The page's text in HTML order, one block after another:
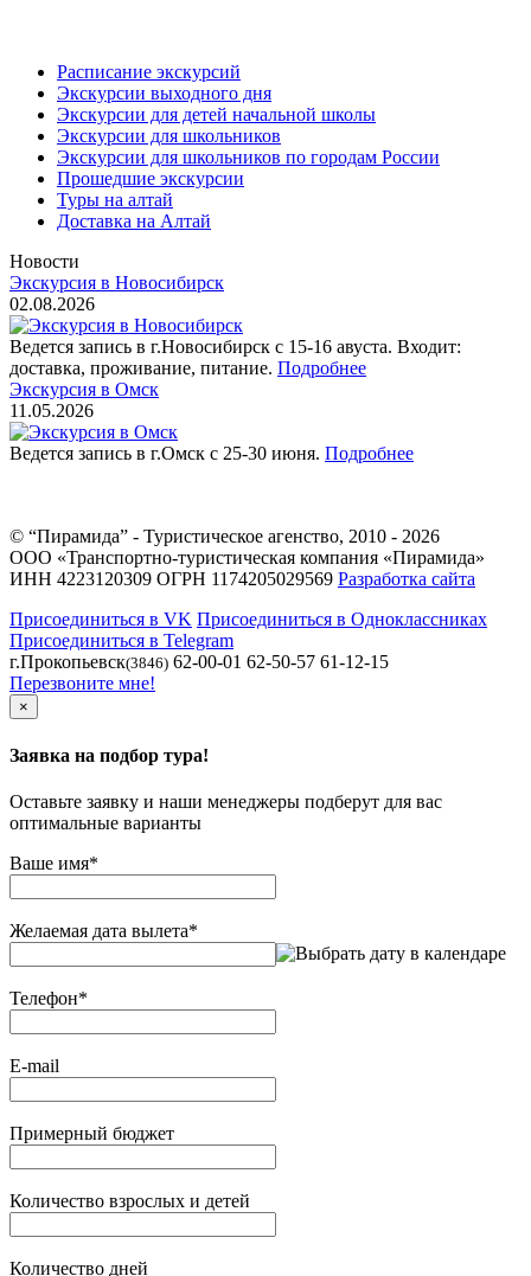
Расписание экскурсий
Экскурсии выходного дня
Экскурсии для детей начальной школы
Экскурсии для школьников
Экскурсии для школьников по городам России
Прошедшие экскурсии
Туры на алтай
Доставка на Алтай
Новости
Экскурсия в Новосибирск
02.08.2026
Ведется запись в г.Новосибирск с 15-16 авуста. Входит:
доставка, проживание, питание. Подробнее
Экскурсия в Омск
11.05.2026
Ведется запись в г.Омск с 25-30 июня. Подробнее
© “Пирамида” - Туристическое агенство, 2010 - 2026
ООО «Транспортно-туристическая компания «Пирамида»
ИНН 4223120309 ОГРН 1174205029569 Разработка сайта
Присоединиться в VK Присоединиться в Одноклассниках
Присоединиться в Telegram
г.Прокопьевск(3846) 62-00-01 62-50-57 61-12-15
Перезвоните мне!
×
Заявка на подбор тура!
Оставьте заявку и наши менеджеры подберут для вас
оптимальные варианты
Ваше имя*
Желаемая дата вылета*
Телефон*
E-mail
Примерный бюджет
Количество взрослых и детей
Количество дней